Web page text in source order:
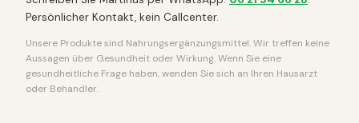
Persönlicher Kontakt, kein Callcenter.
Unsere Produkte sind Nahrungsergänzungsmittel. Wir treffen keine
Aussagen über Gesundheit oder Wirkung. Wenn Sie eine
gesundheitliche Frage haben, wenden Sie sich an Ihren Hausarzt
oder Behandler.